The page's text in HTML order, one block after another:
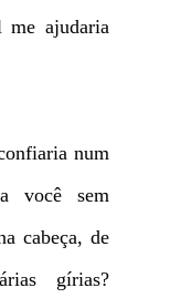
me ajudaria
num
você sem
cabeça, de
gírias?